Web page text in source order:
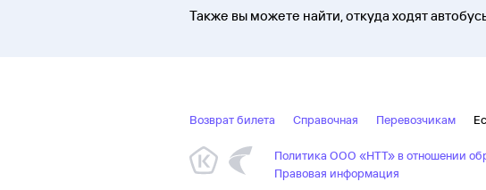
Также вы можете найти, откуда ходят
Возврат билета Справочная Перевозчикам
Политика ООО «НТТ» в отношении
Правовая информация